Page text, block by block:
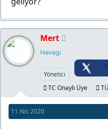
Mert
Havagi
Yönetici
TC Onaylı Üye
11 Nis 2020